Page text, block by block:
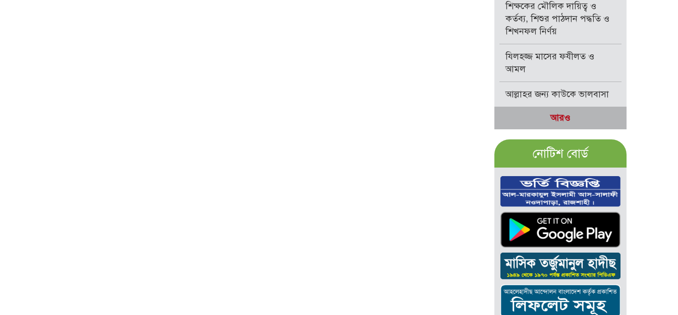
শিক্ষকের মৌলিক দায়িত্ব ও
কর্তব্য, শিশুর পাঠদান পদ্ধতি ও
শিখনফল নির্ণয়
যিলহজ্জ মাসের ফযীলত ও
আমল
আল্লাহর জন্য কাউকে ভালবাসা
আরও
নোটিশ বোর্ড